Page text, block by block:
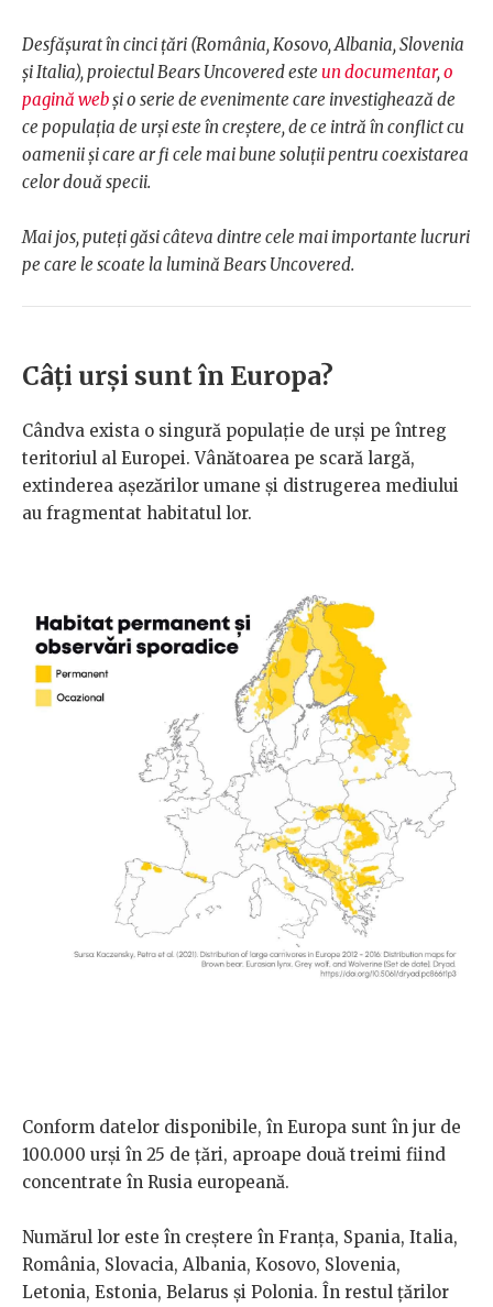
Desfășurat în cinci țări (România, Kosovo, Albania, Slovenia
și Italia), proiectul Bears Uncovered este un documentar,o
pagină webși o serie de evenimente care investighează de
ce populația de urși este în creștere, de ce intră în conflict cu
oamenii și care ar fi cele mai bune soluții pentru coexistarea
celor două specii.
Mai jos, puteți găsi câteva dintre cele mai importante lucruri
pe care le scoate la lumină Bears Uncovered.
Câți urși sunt în Europa?
Cândva exista o singură populație de urși pe întreg
teritoriul al Europei. Vânătoarea pe scară largă,
extinderea așezărilor umane și distrugerea mediului
au fragmentat habitatul lor.
Conform datelor disponibile, în Europa sunt în jur de
100.000 urși în 25 de țări, aproape două treimi fiind
concentrate în Rusia europeană.
Numărul lor este în creștere în Franța, Spania, Italia,
România, Slovacia, Albania, Kosovo, Slovenia,
Letonia, Estonia, Belarus și Polonia. În restul țărilor